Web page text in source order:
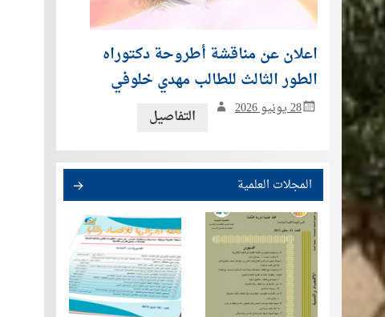
اعلان عن مناقشة أطروحة دكتوراه
الطور الثالث للطالب مهدي خلوفي
28 يونيو 2026 التفاصيل
المجلات العلمية